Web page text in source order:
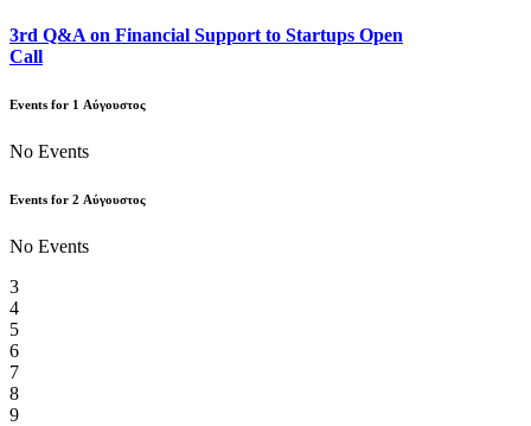
3rd Q&A on Financial Support to Startups Open
Call
Events for 1 Αύγουστος
No Events
Events for 2 Αύγουστος
No Events
3
4
5
6
7
8
9